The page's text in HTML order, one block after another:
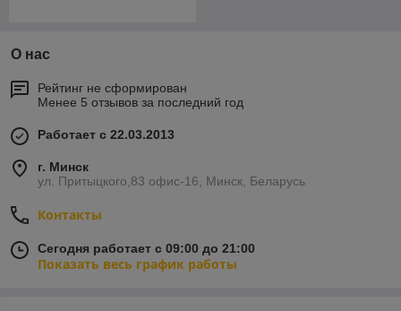
О нас
Рейтинг не сформирован
Менее 5 отзывов за последний год
Работает с 22.03.2013
г. Минск
ул. Притыцкого,83 офис-16, Минск, Беларусь
Контакты
Сегодня работает с 09:00 до 21:00
Показать весь график работы